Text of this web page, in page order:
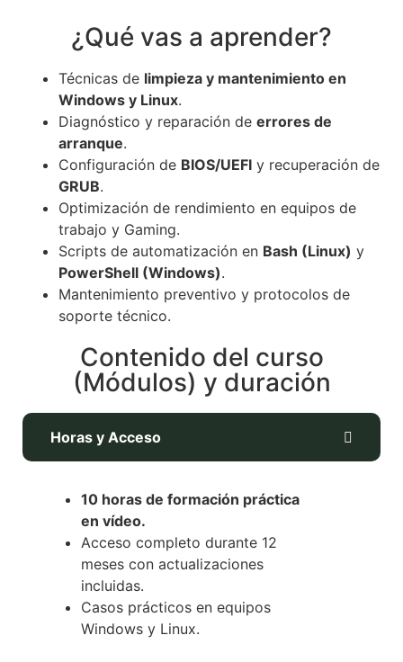
¿Qué vas a aprender?
Técnicas de limpieza y mantenimiento en
Windows y Linux.
Diagnóstico y reparación de errores de
arranque.
Configuración de BIOS/UEFI y recuperación de
GRUB.
Optimización de rendimiento en equipos de
trabajo y Gaming.
Scripts de automatización en Bash (Linux) y
PowerShell (Windows).
Mantenimiento preventivo y protocolos de
soporte técnico.
Contenido del curso
(Módulos) y duración
Horas y Acceso
10 horas de formación práctica
en vídeo.
Acceso completo durante 12
meses con actualizaciones
incluidas.
Casos prácticos en equipos
Windows y Linux.